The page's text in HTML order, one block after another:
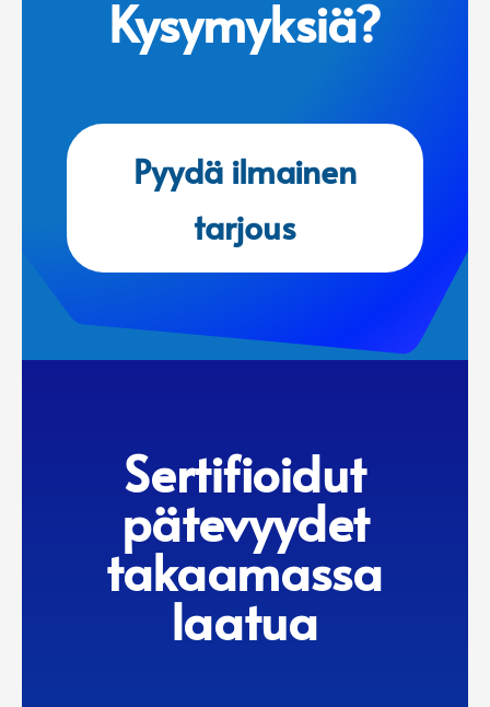
Kysymyksiä?
Pyydä ilmainen
tarjous
Sertifioidut
pätevyydet
takaamassa
laatua